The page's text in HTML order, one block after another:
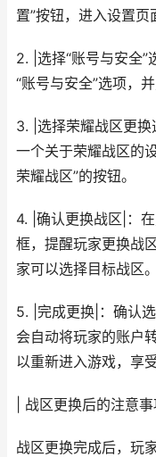
置”按钮，进入设置页
2. |选择“账号与安全”
“账号与安全”选项，并
3. |选择荣耀战区更换
一个关于荣耀战区的
荣耀战区”的按钮。
4. |确认更换战区|：
框，提醒玩家更换战
家可以选择目标战区。
5. |完成更换|：确认
会自动将玩家的账户
以重新进入游戏，享
| 战区更换后的注意
战区更换完成后，玩